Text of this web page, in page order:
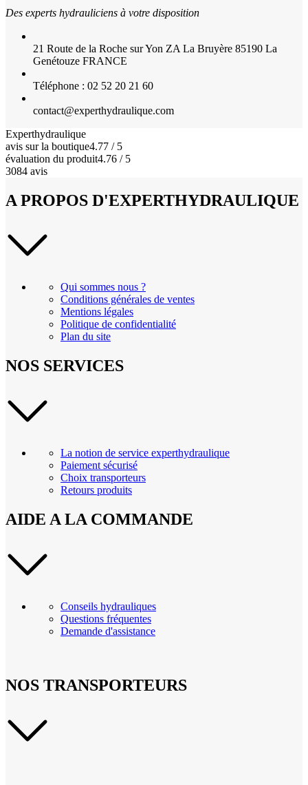
Des experts hydrauliciens à votre disposition
21 Route de la Roche sur Yon ZA La Bruyère 85190 La
Genétouze FRANCE
Téléphone : 02 52 20 21 60
contact@experthydraulique.com
Experthydraulique
avis sur la boutique4.77 / 5
évaluation du produit4.76 / 5
3084 avis
A PROPOS D'EXPERTHYDRAULIQUE
Qui sommes nous ?
Conditions générales de ventes
Mentions légales
Politique de confidentialité
Plan du site
NOS SERVICES
La notion de service experthydraulique
Paiement sécurisé
Choix transporteurs
Retours produits
AIDE A LA COMMANDE
Conseils hydrauliques
Questions fréquentes
Demande d'assistance
NOS TRANSPORTEURS